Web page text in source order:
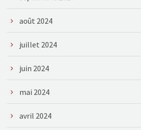
août 2024
juillet 2024
juin 2024
mai 2024
avril 2024